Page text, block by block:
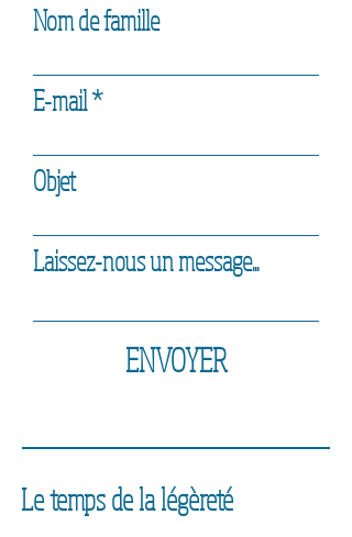
Nom de famille
E-mail
Objet
Laissez-nous un message...
ENVOYER
Le temps de la légèreté